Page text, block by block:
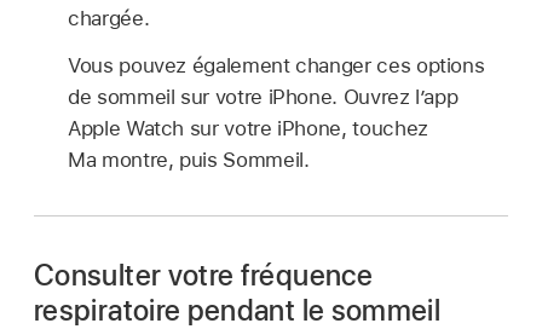
chargée.
Vous pouvez également changer ces options
de sommeil sur votre iPhone. Ouvrez l’app
Apple Watch sur votre iPhone, touchez
Ma montre, puis Sommeil.
Consulter votre fréquence
respiratoire pendant le sommeil